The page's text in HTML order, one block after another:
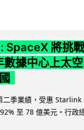
SpaceX 將挑
數據中心上太
二季業績，受惠 Starlink
至 78 億美元。行政